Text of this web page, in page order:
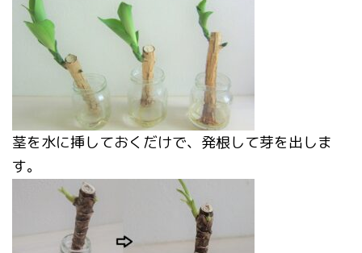
茎を水に挿しておくだけで、発根して芽を出しま
す。